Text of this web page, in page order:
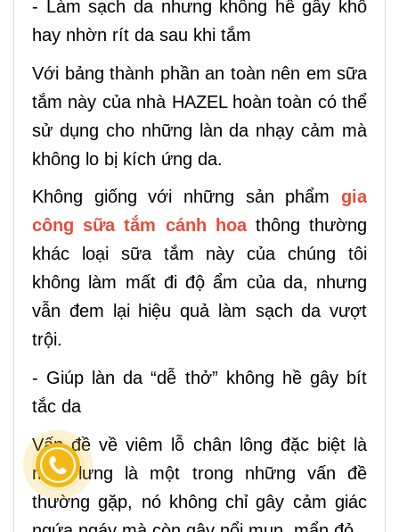
- Làm sạch da nhưng không hề gây khô
hay nhờn rít da sau khi tắm
Với bảng thành phần an toàn nên em sữa
tắm này của nhà HAZEL hoàn toàn có thể
sử dụng cho những làn da nhạy cảm mà
không lo bị kích ứng da.
Không giống với những sản phẩm
gia
công sữa tắm cánh hoathông thường
khác loại sữa tắm này của chúng tôi
không làm mất đi độ ẩm của da, nhưng
vẫn đem lại hiệu quả làm sạch da vượt
trội.
- Giúp làn da “dễ thở” không hề gây bít
tắc da
Vấn đề về viêm lỗ chân lông đặc biệt là
mụn lưng là một trong những vấn đề
thường gặp, nó không chỉ gây cảm giác